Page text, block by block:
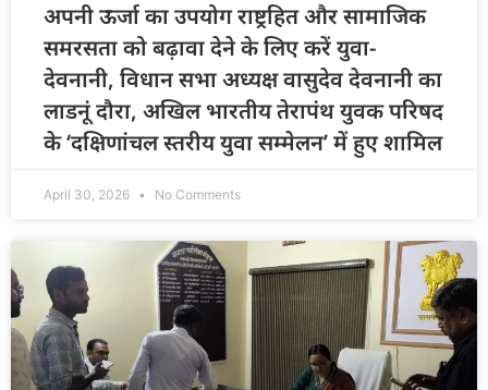
अपनी ऊर्जा का उपयोग राष्ट्रहित और सामाजिक
समरसता को बढ़ावा देने के लिए करें युवा-
देवनानी, विधान सभा अध्यक्ष वासुदेव देवनानी का
लाडनूं दौरा, अखिल भारतीय तेरापंथ युवक परिषद
के ‘दक्षिणांचल स्तरीय युवा सम्मेलन’ में हुए शामिल
April 30, 2026 No Comments